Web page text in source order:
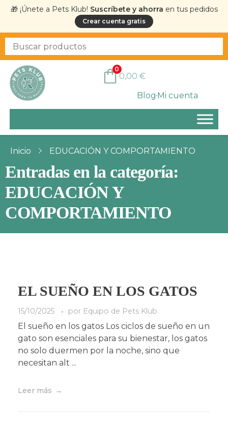
🎁 ¡Únete a Pets Klub! Suscríbete y ahorra en tus pedidos
Crear cuenta gratis
BlogMi cuenta
0
0,00 €
Inicio EDUCACIÓN Y COMPORTAMIENTO
Entradas en la categoría:
EDUCACIÓN Y
COMPORTAMIENTO
EL SUEÑO EN LOS GATOS
15/10/2025 por Equipo de Pets Klub
El sueño en los gatos Los ciclos de sueño en un
gato son esenciales para su bienestar, los gatos
no solo duermen por la noche, sino que
necesitan alt ...
Leer más